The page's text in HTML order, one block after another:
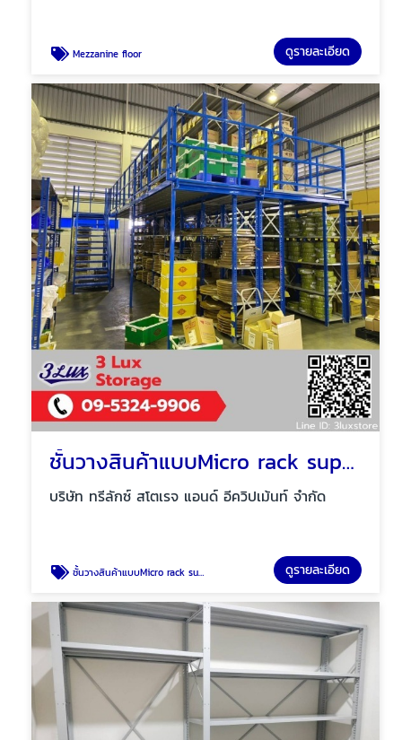
Mezzanine floor ดูรายละเอียด
ชั้นวางสินค้าแบบMicro rack support Mezzanine floor
บริษัท ทรีลักซ์ สโตเรจ แอนด์ อีควิปเม้นท์ จำกัด
ชั้นวางสินค้าแบบMicro rack support Mezzanine floor ดูรายละเอียด